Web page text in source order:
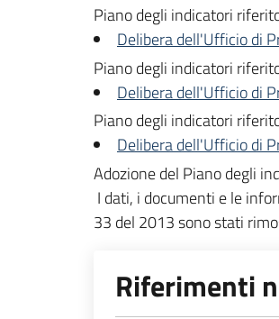
Piano degli indicatori
Delibera dell'Ufficio di
Piano degli indicatori
Delibera dell'Ufficio di
Piano degli indicatori
Delibera dell'Ufficio di
Adozione del Piano degli
I dati, i documenti e le
33 del 2013 sono stati
Riferimenti